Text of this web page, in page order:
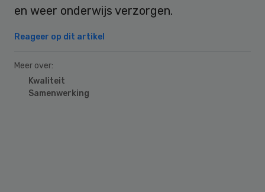
en weer onderwijs verzorgen.
Reageer op dit artikel
Meer over:
Kwaliteit
Samenwerking